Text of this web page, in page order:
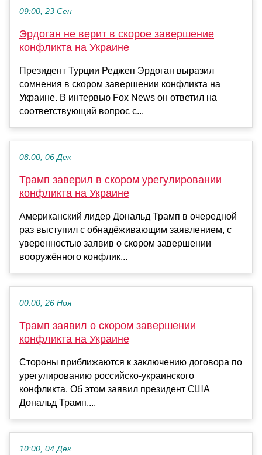
09:00, 23 Сен
Эрдоган не верит в скорое завершение
конфликта на Украине
Президент Турции Реджеп Эрдоган выразил
сомнения в скором завершении конфликта на
Украине. В интервью Fox News он ответил на
соответствующий вопрос с...
08:00, 06 Дек
Трамп заверил в скором урегулировании
конфликта на Украине
Американский лидер Дональд Трамп в очередной
раз выступил с обнадёживающим заявлением, с
уверенностью заявив о скором завершении
вооружённого конфлик...
00:00, 26 Ноя
Трамп заявил о скором завершении
конфликта на Украине
Стороны приближаются к заключению договора по
урегулированию российско-украинского
конфликта. Об этом заявил президент США
Дональд Трамп....
10:00, 04 Дек